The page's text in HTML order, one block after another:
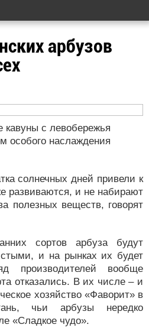
арбузов
кавуны с левобережья
особого наслаждения
солнечных дней привели к
развиваются, и не набирают
полезных веществ, говорят
сортов арбуза будут
и на рынках их будет
вообще
отказались. В их числе – и
хозяйство «Фаворит» в
чьи арбузы нередко
«Сладкое чудо».